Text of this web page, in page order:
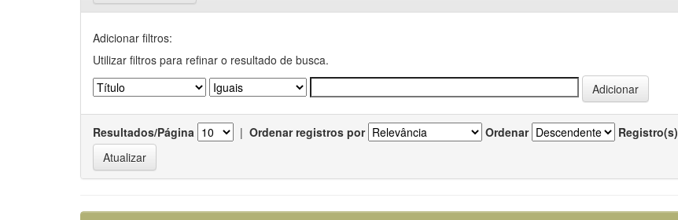
Adicionar filtros:
Utilizar filtros para refinar o resultado de busca.
Resultados/Página | Ordenar registros por Ordenar Registro(s)